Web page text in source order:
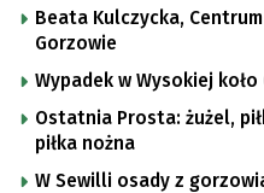
Beata Kulczycka, Centrum
Gorzowie
Wypadek w Wysokiej
Ostatnia Prosta: żużel,
piłka nożna
W Sewilli osady z